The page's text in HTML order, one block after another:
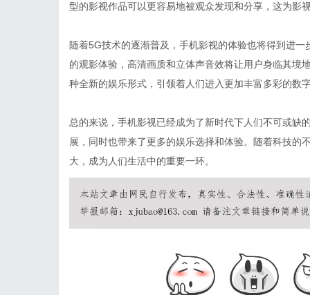
型的影视作品可以更容易地被观众发现和分享，这为影
随着5G技术的逐渐普及，手机影视的体验也将得到进
的观影体验，高清画质和立体声音效将让用户身临其境
种全新的娱乐形式，引领着人们进入更加丰富多彩的数
总的来说，手机影视已经成为了新时代下人们不可或缺
展，同时也带来了更多的娱乐选择和体验。随着科技的
大，成为人们生活中的重要一环。